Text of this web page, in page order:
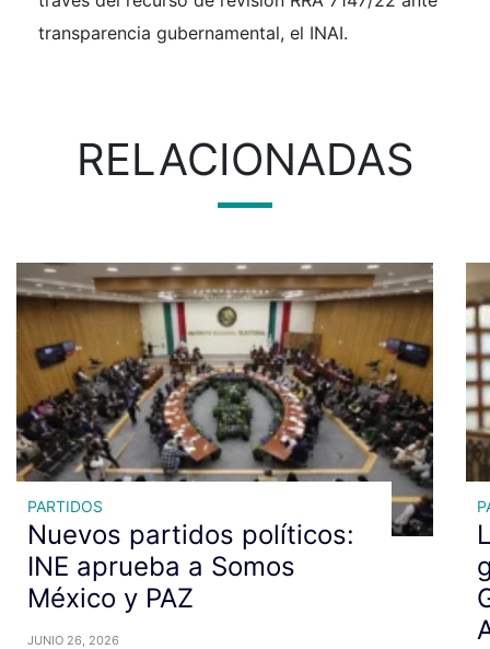
transparencia gubernamental, el INAI.
RELACIONADAS
PARTIDOS
Nuevos partidos políticos:
INE aprueba a Somos
México y PAZ
JUNIO 26, 2026